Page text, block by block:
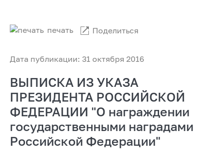
Дата публикации: 31 октября 2016
печать Поделиться
ВЫПИСКА ИЗ УКАЗА
ПРЕЗИДЕНТА РОССИЙСКОЙ
ФЕДЕРАЦИИ "О награждении
государственными наградами
Российской Федерации"